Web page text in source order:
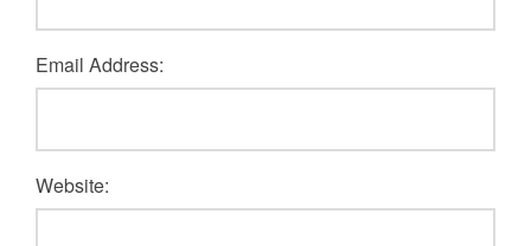
Email Address:
Website: